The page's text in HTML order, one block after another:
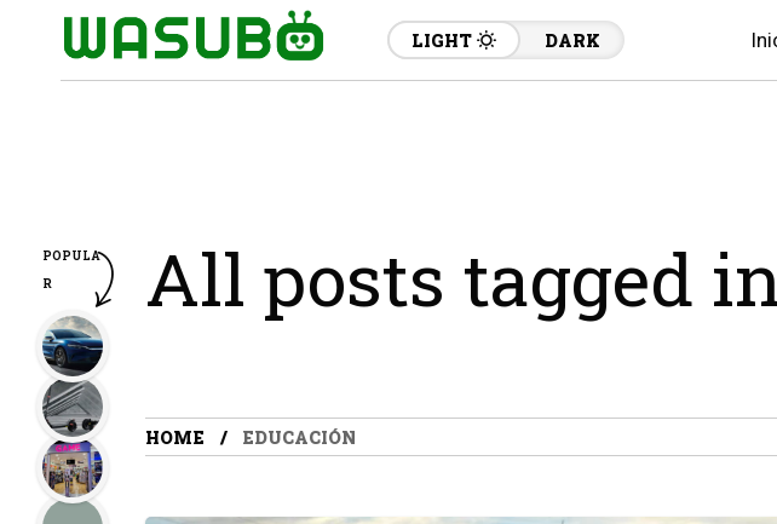
LIGHT DARK
All posts tagged
HOME EDUCACIÓN
POPULA
R